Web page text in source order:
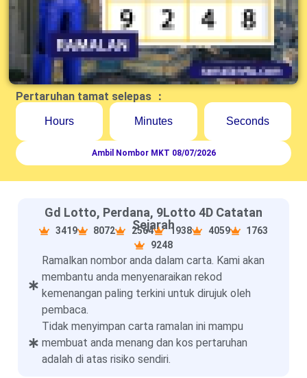
Pertaruhan tamat selepas ：
Hours Minutes Seconds
Ambil Nombor MKT 08/07/2026
Gd Lotto, Perdana, 9Lotto 4D Catatan
Sejarah
3419 8072 2564 1938 4059
1763
9248
Ramalkan nombor anda dalam carta. Kami akan
membantu anda menyenaraikan rekod
kemenangan paling terkini untuk dirujuk oleh
pembaca.
Tidak menyimpan carta ramalan ini mampu
membuat anda menang dan kos pertaruhan
adalah di atas risiko sendiri.